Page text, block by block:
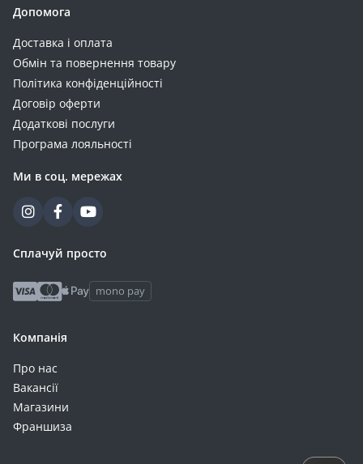
Допомога
Доставка і оплата
Обмін та повернення товару
Політика конфіденційності
Договір оферти
Додаткові послуги
Програма лояльності
Ми в соц. мережах
Сплачуй просто
mono pay
Компанія
Про нас
Вакансії
Магазини
Франшиза